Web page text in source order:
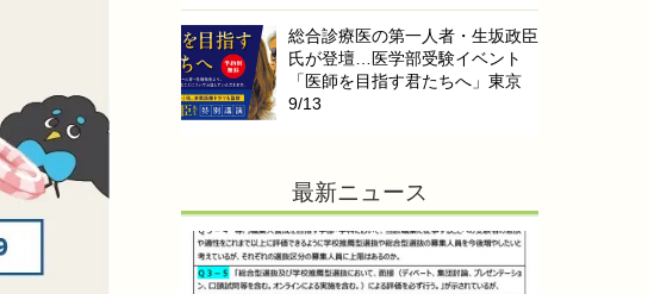
総合診療医の第一人者・生坂政臣
氏が登壇…医学部受験イベント
「医師を目指す君たちへ」東京
9/13
最新ニュース